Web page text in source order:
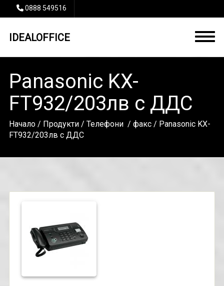
0888 549516
IDEALOFFICE
Panasonic KX-
FT932/203лв с ДДС
Начало/ Продукти/ Телефони / факс/ Panasonic KX-
FT932/203лв с ДДС